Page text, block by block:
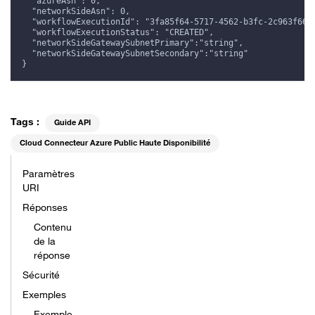
  "networkSideAsn": 0,
"workflowExecutionId": "3fa85f64-5717-4562-b3fc-
  "workflowExecutionStatus": "CREATED",
  "networkSideGatewaySubnetPrimary":"string",
  "networkSideGatewaySubnetSecondary":"string"
}
Tags : Guide API
Cloud Connecteur Azure Public Haute Disponibilité
Paramètres
URI
Réponses
Contenu
de la
réponse
Sécurité
Exemples